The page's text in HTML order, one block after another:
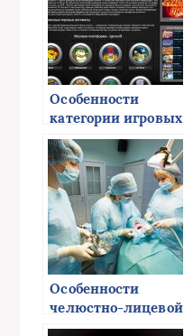
Особенности
категории игровых
автоматов
Особенности
челюстно-лицевой
хирургии